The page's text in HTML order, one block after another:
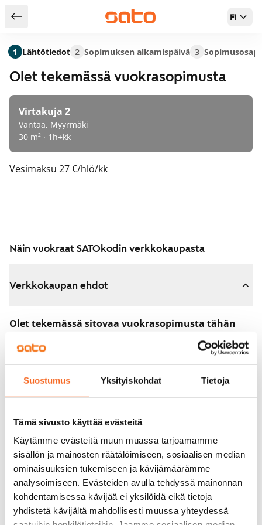
Suostumus Yksityiskohdat Tietoja
Tämä sivusto käyttää evästeitä
Käytämme evästeitä muun muassa tarjoamamme
sisällön ja mainosten räätälöimiseen, sosiaalisen median
ominaisuuksien tukemiseen ja kävijämäärämme
analysoimiseen. Evästeiden avulla tehdyssä mainonnan
kohdentamisessa kävijää ei yksilöidä eikä tietoja
yhdistetä kävijältä mahdollisesti muussa yhteydessä
Takaisin hakutuloksiin FI
Olet tekemässä vuokrasopimusta
Virtakuja 2
Vantaa, Myyrmäki
30 m² · 1h+kk
Vesimaksu 27 €/hlö/kk
Näin vuokraat SATOkodin verkkokaupasta
Verkkokaupan ehdot
Olet tekemässä sitovaa vuokrasopimusta tähän
Sopimus astuu voimaan heti, kun maksat 300 euron
varausmaksun verkkokaupassa. Palautamme summan
sinulle kokonaisuudessaan vuokrasopimuksen
Voit peruuttaa sopimuksen vielä asuntonäytöllä, jos
koti ei vastaa odotuksiasi. Tällöin palautamme
varausmaksun sinulle kokonaisuudessaan, yleensä
seuraavana arkipäivänä.
Vakuus 0 euroa.
1 Lähtötiedot 2 Sopimuksen alkamispäivä 3